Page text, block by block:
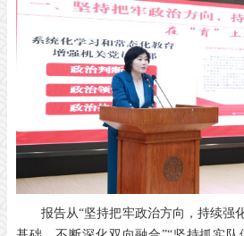
报告从“坚持把牢政治方向，持续强